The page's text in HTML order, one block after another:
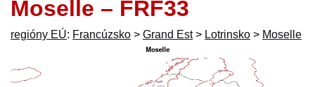
Moselle – FRF33
regióny EÚ: Francúzsko > Grand Est> Lotrinsko > Moselle